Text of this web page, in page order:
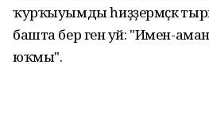
ҡурҡыуымды һиҙҙермәҫкә
башта бер генә уй: "Имен-
юҡмы".